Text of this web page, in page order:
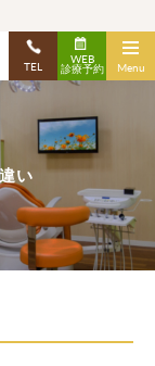
TEL
WEB
診療予約 Menu
い